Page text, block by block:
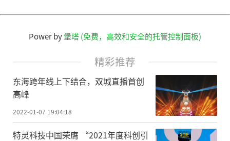
Power by堡塔 (免费，高效和安全的托管控制面板)
精彩推荐
东海跨年线上下结合，双城直播首创
高峰
2022-01-07 19:04:18
特灵科技中国荣膺 “2021年度科创引